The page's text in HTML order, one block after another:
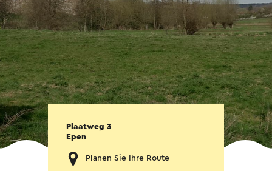
Plaatweg 3
Epen
Planen Sie Ihre Route